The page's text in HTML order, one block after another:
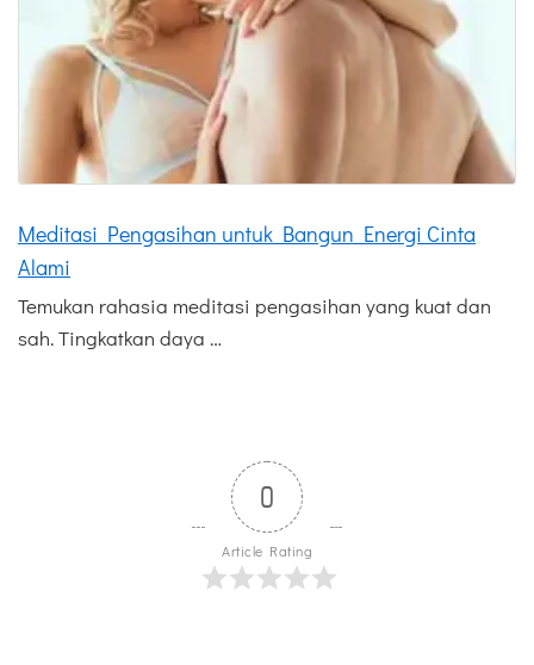
Meditasi Pengasihan untuk Bangun Energi Cinta
Alami
Temukan rahasia meditasi pengasihan yang kuat dan
sah. Tingkatkan daya …
0
Article Rating